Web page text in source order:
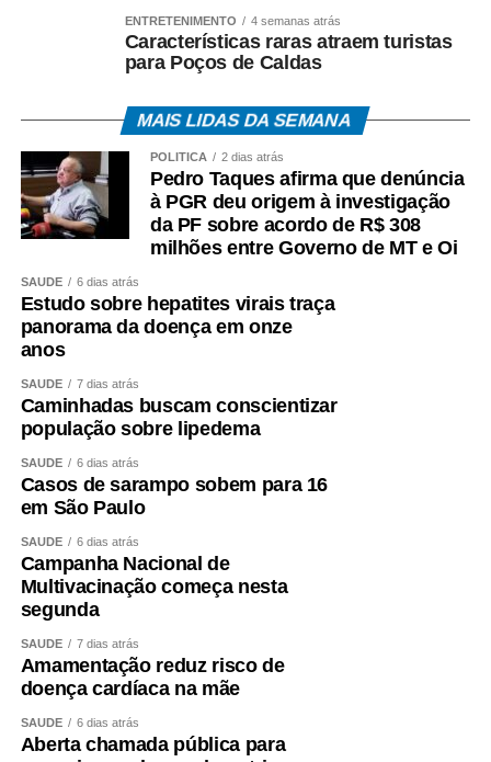
ENTRETENIMENTO 4 semanas atrás
Características raras atraem turistas
para Poços de Caldas
MAIS LIDAS DA SEMANA
POLÍTICA 2 dias atrás
Pedro Taques afirma que denúncia
à PGR deu origem à investigação
da PF sobre acordo de R$ 308
milhões entre Governo de MT e Oi
SAÚDE 6 dias atrás
Estudo sobre hepatites virais traça
panorama da doença em onze
anos
SAÚDE 7 dias atrás
Caminhadas buscam conscientizar
população sobre lipedema
SAÚDE 6 dias atrás
Casos de sarampo sobem para 16
em São Paulo
SAÚDE 6 dias atrás
Campanha Nacional de
Multivacinação começa nesta
segunda
SAÚDE 7 dias atrás
Amamentação reduz risco de
doença cardíaca na mãe
SAÚDE 6 dias atrás
Aberta chamada pública para